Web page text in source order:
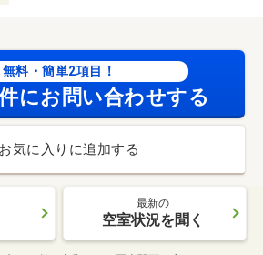
無料・簡単2項目！
にお問い合わせする
お気に入りに追加する
最新の
空室状況を聞く